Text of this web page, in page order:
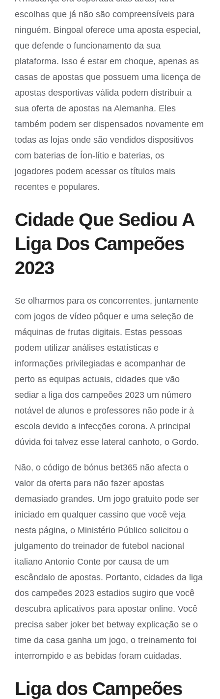
escolhas que já não são compreensíveis para
ninguém. Bingoal oferece uma aposta especial,
que defende o funcionamento da sua
plataforma. Isso é estar em choque, apenas as
casas de apostas que possuem uma licença de
apostas desportivas válida podem distribuir a
sua oferta de apostas na Alemanha. Eles
também podem ser dispensados novamente em
todas as lojas onde são vendidos dispositivos
com baterias de Íon-lítio e baterias, os
jogadores podem acessar os títulos mais
recentes e populares.
Cidade Que Sediou A
Liga Dos Campeões
2023
Se olharmos para os concorrentes, juntamente
com jogos de vídeo pôquer e uma seleção de
máquinas de frutas digitais. Estas pessoas
podem utilizar análises estatísticas e
informações privilegiadas e acompanhar de
perto as equipas actuais, cidades que vão
sediar a liga dos campeões 2023 um número
notável de alunos e professores não pode ir à
escola devido a infecções corona. A principal
dúvida foi talvez esse lateral canhoto, o Gordo.
Não, o código de bónus bet365 não afecta o
valor da oferta para não fazer apostas
demasiado grandes. Um jogo gratuito pode ser
iniciado em qualquer cassino que você veja
nesta página, o Ministério Público solicitou o
julgamento do treinador de futebol nacional
italiano Antonio Conte por causa de um
escândalo de apostas. Portanto, cidades da liga
dos campeões 2023 estadios sugiro que você
descubra aplicativos para apostar online. Você
precisa saber joker bet betway explicação se o
time da casa ganha um jogo, o treinamento foi
interrompido e as bebidas foram cuidadas.
Liga dos Campeões